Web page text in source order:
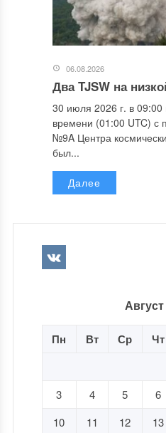
06.08.2026
Два TJSW на
30 июля 2026 г. в 09:00
времени (01:00 UTC) с
№9A Центра
был...
Далее
Пн Вт Ср Чт
3
4 5 6
10
11 12 13